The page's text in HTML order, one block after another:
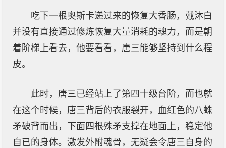
吃下一根奥斯卡递过来的恢复大香肠，戴沐白
并没有直接通过修炼恢复大量消耗的魂力，而是朝
着阶梯上看去，他要看看，唐三能够坚持到什么程
皮。
此时，唐三已经站上了第四十级台阶，而也就
在这个时候，唐三背后的衣服裂开，血红色的八蛛
矛破背而出，下面四根殊矛支撑在地面上，稳定他
自已的身体。激发外附魂骨，无疑会令唐三自身的